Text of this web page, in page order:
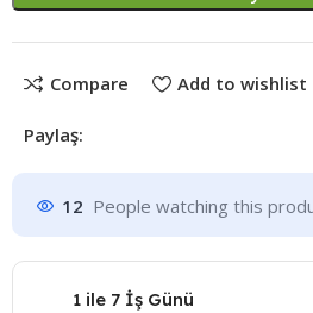
Compare Add to wishlist
Paylaş:
12 People watching this
1 ile 7 İş Günü